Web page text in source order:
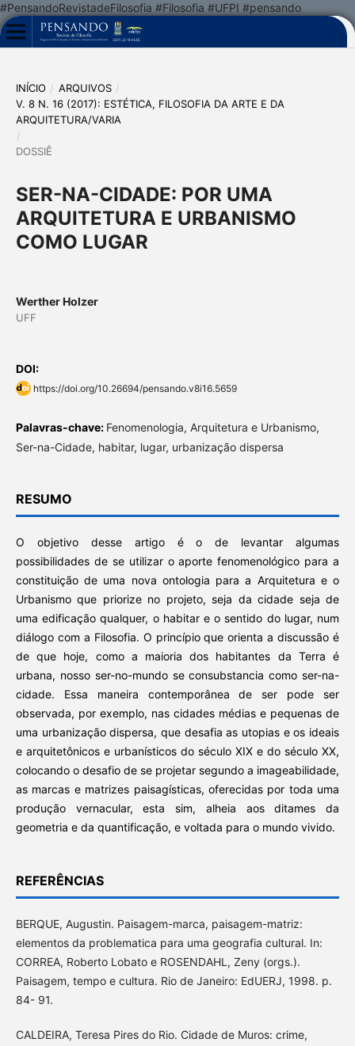
#PensandoRevistadeFilosofia #Filosofia #UFPI #pensando
INÍCIO / ARQUIVOS /
V. 8 N. 16 (2017): ESTÉTICA, FILOSOFIA DA ARTE E DA
ARQUITETURA/VARIA
/
DOSSIÊ
SER-NA-CIDADE: POR UMA
ARQUITETURA E URBANISMO
COMO LUGAR
Werther Holzer
UFF
DOI:
https://doi.org/10.26694/pensando.v8i16.5659
Palavras-chave: Fenomenologia, Arquitetura e Urbanismo,
Ser-na-Cidade, habitar, lugar, urbanização dispersa
RESUMO
O objetivo desse artigo é o de levantar algumas
possibilidades de se utilizar o aporte fenomenológico para a
constituição de uma nova ontologia para a Arquitetura e o
Urbanismo que priorize no projeto, seja da cidade seja de
uma edificação qualquer, o habitar e o sentido do lugar, num
diálogo com a Filosofia. O princípio que orienta a discussão é
de que hoje, como a maioria dos habitantes da Terra é
urbana, nosso ser-no-mundo se consubstancia como ser-na-
cidade. Essa maneira contemporânea de ser pode ser
observada, por exemplo, nas cidades médias e pequenas de
uma urbanização dispersa, que desafia as utopias e os ideais
e arquitetônicos e urbanísticos do século XIX e do século XX,
colocando o desafio de se projetar segundo a imageabilidade,
as marcas e matrizes paisagísticas, oferecidas por toda uma
produção vernacular, esta sim, alheia aos ditames da
geometria e da quantificação, e voltada para o mundo vivido.
REFERÊNCIAS
BERQUE, Augustin. Paisagem-marca, paisagem-matriz:
elementos da problematica para uma geografia cultural. In:
CORREA, Roberto Lobato e ROSENDAHL, Zeny (orgs.).
Paisagem, tempo e cultura. Rio de Janeiro: EdUERJ, 1998. p.
84- 91.
CALDEIRA, Teresa Pires do Rio. Cidade de Muros: crime,